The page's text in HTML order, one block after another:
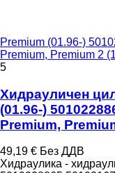
Premium (01.96-)
Premium, Premium 2
5
Хидрауличен
(01.96-)
Premium,
49,19 € Без ДДВ
Хидраулика -